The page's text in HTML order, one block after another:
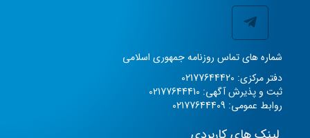
شماره های تماس روزنامه جمهوری اسلامی
دفتر مرکزی: 02177644420
ثبت و پذیرش آگهی: 02177644410
روابط عمومی: 02177644409